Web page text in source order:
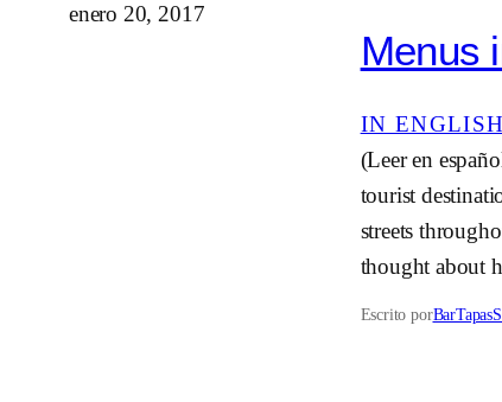
enero 20, 2017
Menus
IN ENGLISH
(Leer en
tourist
streets
thought about
Escrito por